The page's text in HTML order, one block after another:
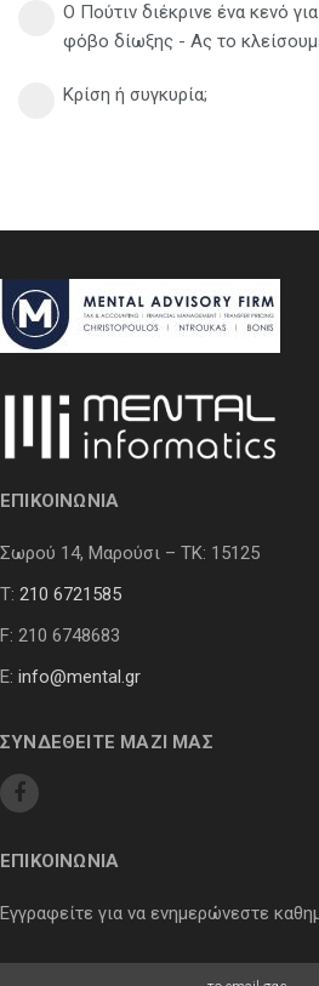
Ο Πούτιν διέκρινε ένα κενό
φόβο δίωξης - Ας το
Κρίση ή συγκυρία;
ΕΠΙΚΟΙΝΩΝΙΑ
Σωρού 14, Μαρούσι – ΤΚ: 15125
Τ: 210 6721585
F: 210 6748683
E: info@mental.gr
ΣΥΝΔΕΘΕΙΤΕ ΜΑΖΙ ΜΑΣ
ΕΠΙΚΟΙΝΩΝΙΑ
Εγγραφείτε για να ενημερώνεστε